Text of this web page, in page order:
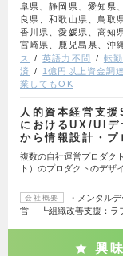
阜県、静岡県、愛知県
良県、和歌山県、鳥取
香川県、愛媛県、高知
宮崎県、鹿児島県、沖
ス
英語力不問 転
済
1億円以上資金調
業してもOK
人的資本経営支
におけるUX/UIデ
から情報設計・
複数の自社運営プロダク
ト）のプロダクトのデザ
会社概要
・メンタル
営 ┗組織改善支援：ラ
興